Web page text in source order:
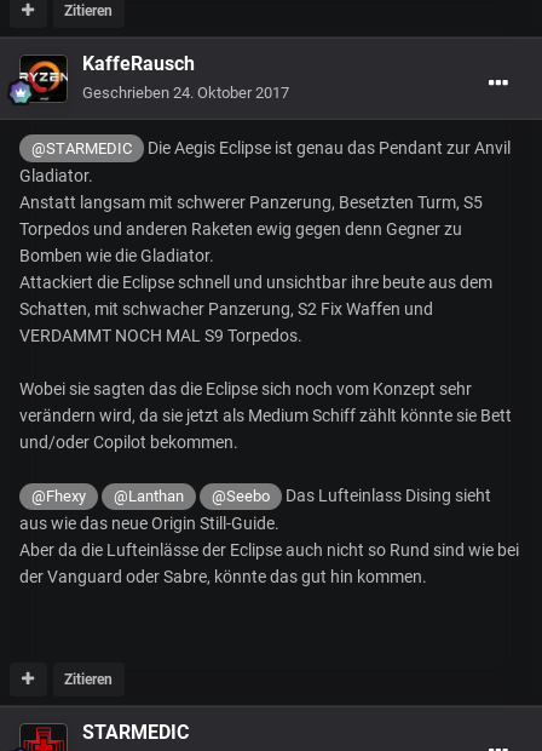
Zitieren
KaffeRausch
Geschrieben 24. Oktober 2017
@STARMEDIC
Die Aegis Eclipse ist genau das Pendant zur Anvil
Gladiator.
Anstatt langsam mit schwerer Panzerung, Besetzten Turm, S5
Torpedos und anderen Raketen ewig gegen denn Gegner zu
Bomben wie die Gladiator.
Attackiert die Eclipse schnell und unsichtbar ihre beute aus dem
Schatten, mit schwacher Panzerung, S2 Fix Waffen und
VERDAMMT NOCH MAL S9 Torpedos.
Wobei sie sagten das die Eclipse sich noch vom Konzept sehr
verändern wird, da sie jetzt als Medium Schiff zählt könnte sie Bett
und/oder Copilot bekommen.
@Fhexy @Lanthan @Seebo
Das Lufteinlass Dising sieht
aus wie das neue Origin Still-Guide.
Aber da die Lufteinlässe der Eclipse auch nicht so Rund sind wie bei
der Vanguard oder Sabre, könnte das gut hin kommen.
Zitieren
STARMEDIC